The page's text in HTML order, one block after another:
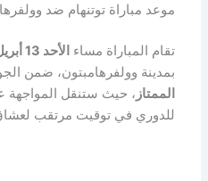
موعد مباراة توتنهام ضد
تقام المباراة مساء الأحد 13 أبريل 2025
بمدينة وولفرهامبتون، ضمن
الممتاز ، حيث ستنقل المواجهة
للدوري في توقيت مرتقب